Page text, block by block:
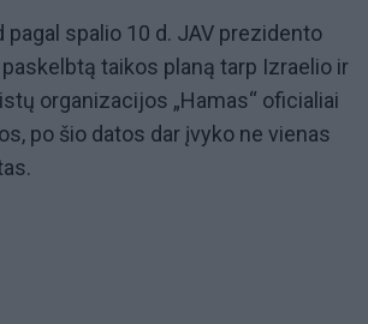
pagal spalio 10 d. JAV prezidento
taikos planą tarp Izraelio ir
organizacijos „Hamas“ oficialiai
po šio datos dar įvyko ne vienas